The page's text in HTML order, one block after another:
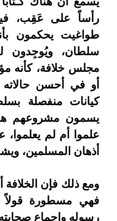
رأساً على عَقِب،
طواغيت يحكمون
سلطان، ويُوجِدون
مجلس خلافة، كأنه
أو في أحسن
كيانات منفصلة
يسمون مشروعهم
علموا أم لم
أذهان المسلمين،
ومع ذلك فإن
فهي مسطورة قولاً
رسوله وإجماع